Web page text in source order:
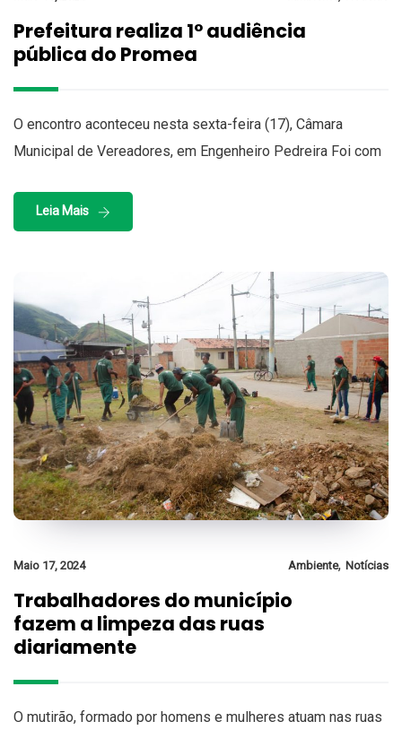
Prefeitura realiza 1° audiência
pública do Promea
O encontro aconteceu nesta sexta-feira (17), Câmara
Municipal de Vereadores, em Engenheiro Pedreira Foi com
Leia Mais
Maio 17, 2024 Ambiente, Notícias
Trabalhadores do município
fazem a limpeza das ruas
diariamente
O mutirão, formado por homens e mulheres atuam nas ruas